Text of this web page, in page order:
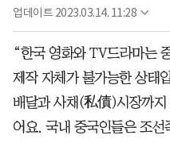
업데이트 2023.03.14. 11:28
“한국 영화와 TV드라마는
제작 자체가 불가능한 상태
배달과 사채(私債)시장까지
어요. 국내 중국인들은 조